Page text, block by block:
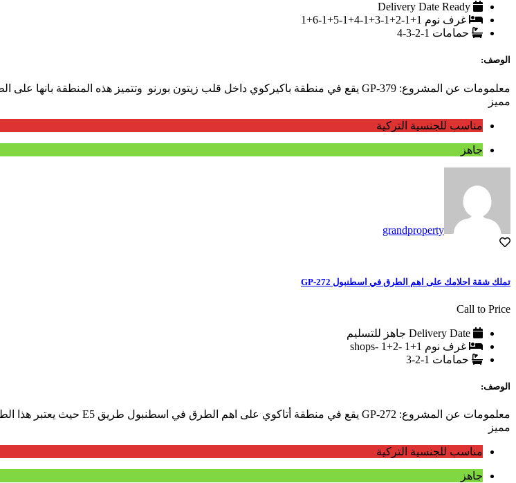
Delivery Date Ready
غرف نوم 1+1-2+1-3+1-4+1-5+1-6+1
حمامات 1-2-3-4
الوصف:
معلمومات عن المشروع: GP-379 يقع في منطقة باكيركوي داخل قلب زيتون بورنو وتتميز هذه المنطقة بانها على الطريق الساحلي المتميز بالاطلالات الساحرة على بحر مرمرة و على مضيق البوسفور و...
مميز
مناسب للجنسية التركية
جاهز
grandproperty
تملك شقة احلامك على اهم الطرق في اسطنبول GP-272
Call to Price
Delivery Date جاهز للتسليم
غرف نوم 1+1 -2+1 -shops
حمامات 1-2-3
الوصف:
معلمومات عن المشروع: GP-272 يقع في منطقة أتاكوي على اهم الطرق في اسطنبول طريق E5 حيث يعتبر هذا الطريق شريان الحياة في اسطنبول بسبب شبكة المواصلات الواسعة الموجودة عليه التي...
مميز
مناسب للجنسية التركية
جاهز